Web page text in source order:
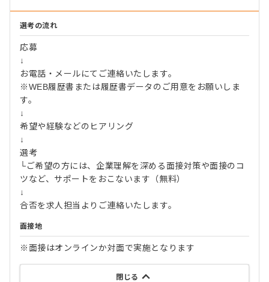
選考の流れ
応募
↓
お電話・メールにてご連絡いたします。
※WEB履歴書または履歴書データのご用意をお願いしま
す。
↓
希望や経験などのヒアリング
↓
選考
└ご希望の方には、企業理解を深める面接対策や面接のコ
ツなど、サポートをおこないます（無料）
↓
合否を求人担当よりご連絡いたします。
面接地
※面接はオンラインか対面で実施となります
閉じる